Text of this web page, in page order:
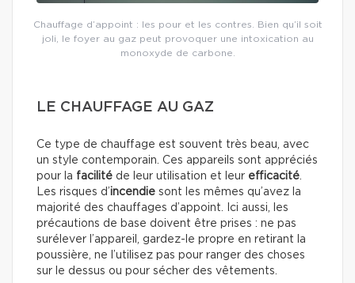
Chauffage d’appoint : les pour et les contres. Bien qu’il soit
joli, le foyer au gaz peut provoquer une intoxication au
monoxyde de carbone.
LE CHAUFFAGE AU GAZ
Ce type de chauffage est souvent très beau, avec
un style contemporain. Ces appareils sont appréciés
pour la facilité de leur utilisation et leur efficacité.
Les risques d’incendie sont les mêmes qu’avez la
majorité des chauffages d’appoint. Ici aussi, les
précautions de base doivent être prises : ne pas
surélever l’appareil, gardez-le propre en retirant la
poussière, ne l’utilisez pas pour ranger des choses
sur le dessus ou pour sécher des vêtements.